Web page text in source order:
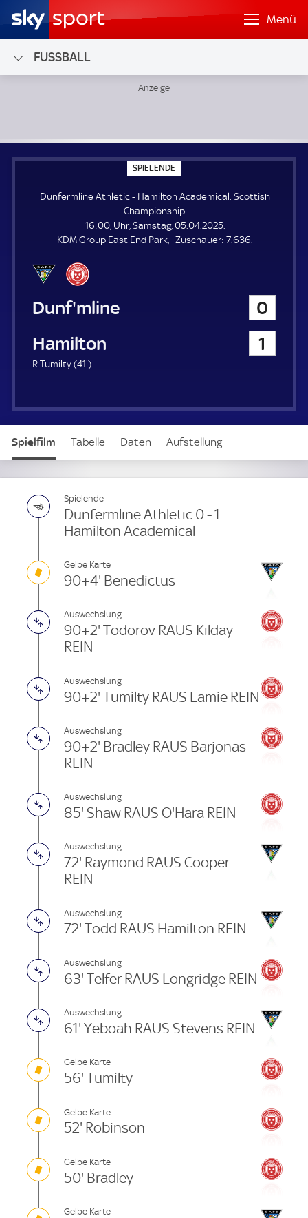
Menü
FUSSBALL
SPIELENDE
P
E
L
E
N
D
E
Dunfermline Athletic - Hamilton Academical. Scottish
Championship.
16:00, Uhr, Samstag, 05.04.2025.
KDM Group East End Park
Zuschauer: Z
7.636.
Dunfermline Athletic
0
Hamilton Academical
1
R Tumilty (41'4
u
t
)
Spielfilm Tabelle Daten Aufstellung
Spielende
Dunfermline Athletic 0 - 1
Hamilton Academical
Gelbe Karte
90+4' Benedictus
Auswechslung
90+2' Todorov RAUS Kilday
REIN
Auswechslung
90+2' Tumilty RAUS Lamie REIN
Auswechslung
90+2' Bradley RAUS Barjonas
REIN
Auswechslung
85' Shaw RAUS O'Hara REIN
Auswechslung
72' Raymond RAUS Cooper
REIN
Auswechslung
72' Todd RAUS Hamilton REIN
Auswechslung
63' Telfer RAUS Longridge REIN
Auswechslung
61' Yeboah RAUS Stevens REIN
Gelbe Karte
56' Tumilty
Gelbe Karte
52' Robinson
Gelbe Karte
50' Bradley
Gelbe Karte